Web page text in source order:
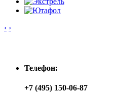
‹ ›
Телефон:
+7 (495) 150-06-87